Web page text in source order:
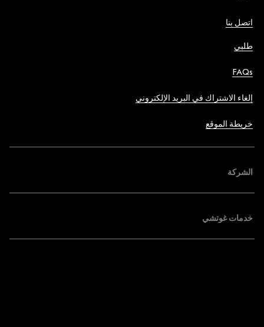
اتصل بنا
طلبي
FAQs
إلغاء الاشتراك في البريد الإلكتروني
خريطة الموقع
الشركة
خدمات غوتشي